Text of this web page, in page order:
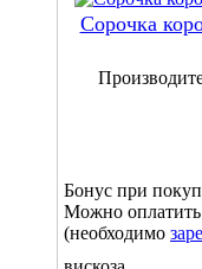
Сорочка
Бонус при
Можно
(необходимо